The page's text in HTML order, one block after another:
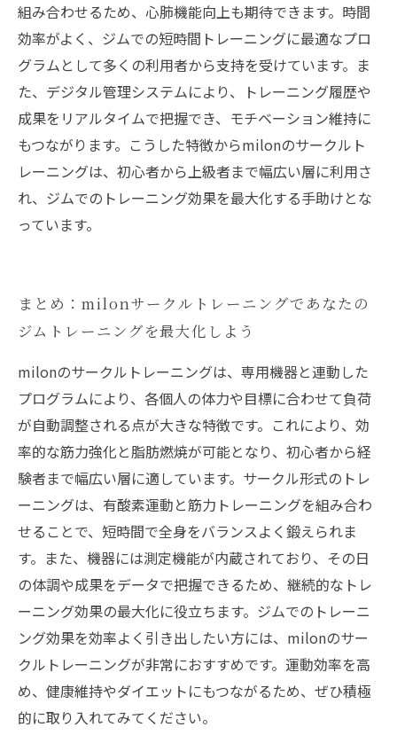
組み合わせるため、心肺機能向上も期待できます。時間
効率がよく、ジムでの短時間トレーニングに最適なプロ
グラムとして多くの利用者から支持を受けています。ま
た、デジタル管理システムにより、トレーニング履歴や
成果をリアルタイムで把握でき、モチベーション維持に
もつながります。こうした特徴からmilonのサークルト
レーニングは、初心者から上級者まで幅広い層に利用さ
れ、ジムでのトレーニング効果を最大化する手助けとな
っています。
まとめ：milonサークルトレーニングであなたの
ジムトレーニングを最大化しよう
milonのサークルトレーニングは、専用機器と連動した
プログラムにより、各個人の体力や目標に合わせて負荷
が自動調整される点が大きな特徴です。これにより、効
率的な筋力強化と脂肪燃焼が可能となり、初心者から経
験者まで幅広い層に適しています。サークル形式のトレ
ーニングは、有酸素運動と筋力トレーニングを組み合わ
せることで、短時間で全身をバランスよく鍛えられま
す。また、機器には測定機能が内蔵されており、その日
の体調や成果をデータで把握できるため、継続的なトレ
ーニング効果の最大化に役立ちます。ジムでのトレーニ
ング効果を効率よく引き出したい方には、milonのサー
クルトレーニングが非常におすすめです。運動効率を高
め、健康維持やダイエットにもつながるため、ぜひ積極
的に取り入れてみてください。